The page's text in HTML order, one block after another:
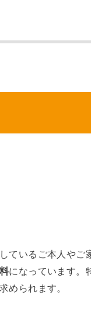
ているご本人やご
になっています。
められます。